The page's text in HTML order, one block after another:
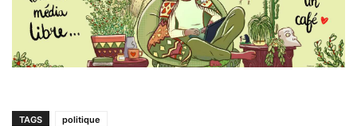
TAGS politique